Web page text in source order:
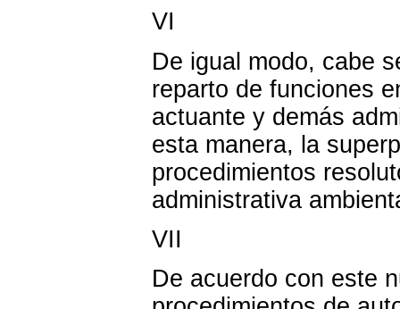
VI
De igual modo, cabe
reparto de funciones
actuante y demás
esta manera, la
procedimientos
administrativa
VII
De acuerdo con este